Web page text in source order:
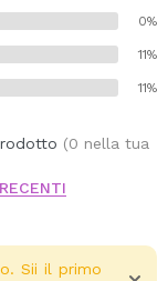
0%
11%
11%
(0 nella tua
Sii il primo